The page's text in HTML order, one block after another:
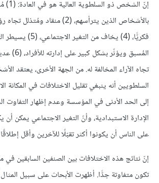
إنّ
فكريًّا، (4) يخاف من
تجاه الآراء المخالفة له. من الجهة الأخرى، يعتقد
السلطويين أنه ينبغي تقليل الاختلافات في المكانة
إلى الحد الأدنى في المؤسسة وعدم إظهار
الإدارة الاستبدادية، وأنّ التغير الاجتماعي يمكن
على الناس أن يكونوا أكثر تقبّلًا للآخرين وأقل
إنّ نتائج هذه الاختلافات بين الصنفين السابقين في
تكون متفاوتة جدًّا. أظهرت الأبحاث على سبيل